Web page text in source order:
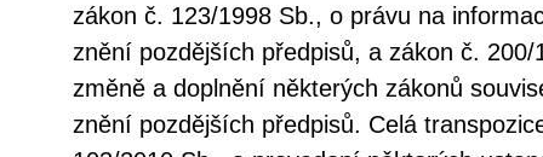
zákon č. 123/1998 Sb., o právu na
znění pozdějších předpisů, a zákon č.
změně a doplnění některých zákonů
znění pozdějších předpisů. Celá